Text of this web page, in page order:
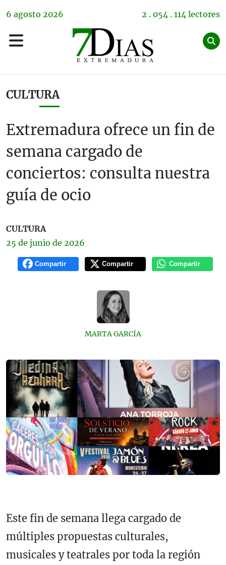
6 agosto 2026 2 . 054 . 114 lectores
CULTURA
Extremadura ofrece un fin de
semana cargado de
conciertos: consulta nuestra
guía de ocio
CULTURA
25 de junio de 2026
Compartir Compartir Compartir
MARTA GARCÍA
Este fin de semana llega cargado de
múltiples propuestas culturales,
musicales y teatrales por toda la región